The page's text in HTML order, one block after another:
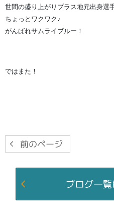
世間の盛り上がりプラス地元出身選
ちょっとワクワク♪
がんばれサムライブルー！
ではまた！